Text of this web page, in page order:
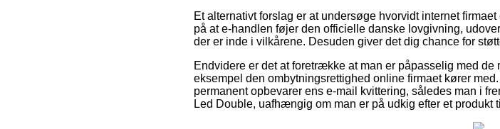
Et alternativt forslag er at undersøge hvorvidt internet
på at e-handlen føjer den officielle danske lovgivning,
der er inde i vilkårene. Desuden giver det dig chance for
Endvidere er det at foretrække at man er påpasselig med
eksempel den ombytningsrettighed online firmaet kører
permanent opbevarer ens e-mail kvittering, således man i
Led Double, uafhængig om man er på udkig efter et produkt